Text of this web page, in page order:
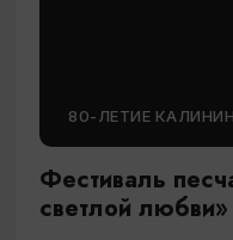
80-ЛЕТИЕ
Фестиваль
светлой любви»